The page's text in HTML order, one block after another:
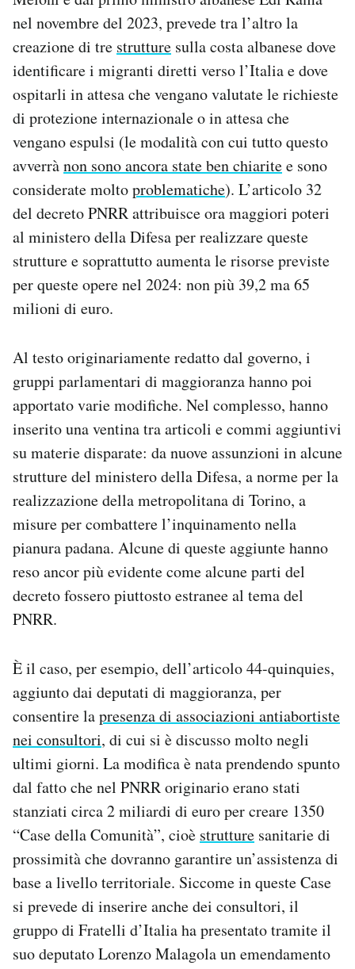
nel novembre del 2023, prevede tra l’altro la
creazione di tre strutture sulla costa albanese dove
identificare i migranti diretti verso l’Italia e dove
ospitarli in attesa che vengano valutate le richieste
di protezione internazionale o in attesa che
vengano espulsi (le modalità con cui tutto questo
avverrànon sono ancora state ben chiaritee sono
considerate moltoproblematiche). L’articolo 32
del decreto PNRR attribuisce ora maggiori poteri
al ministero della Difesa per realizzare queste
strutture e soprattutto aumenta le risorse previste
per queste opere nel 2024: non più 39,2 ma 65
milioni di euro.
Al testo originariamente redatto dal governo, i
gruppi parlamentari di maggioranza hanno poi
apportato varie modifiche. Nel complesso, hanno
inserito una ventina tra articoli e commi aggiuntivi
su materie disparate: da nuove assunzioni in alcune
strutture del ministero della Difesa, a norme per la
realizzazione della metropolitana di Torino, a
misure per combattere l’inquinamento nella
pianura padana. Alcune di queste aggiunte hanno
reso ancor più evidente come alcune parti del
decreto fossero piuttosto estranee al tema del
PNRR.
È il caso, per esempio, dell’articolo 44-quinquies,
aggiunto dai deputati di maggioranza, per
consentire lapresenza di associazioni antiabortiste
nei consultori, di cui si è discusso molto negli
ultimi giorni. La modifica è nata prendendo spunto
dal fatto che nel PNRR originario erano stati
stanziati circa 2 miliardi di euro per creare 1350
“Case della Comunità”, cioè strutture sanitarie di
prossimità che dovranno garantire un’assistenza di
base a livello territoriale. Siccome in queste Case
si prevede di inserire anche dei consultori, il
gruppo di Fratelli d’Italia ha presentato tramite il
suo deputato Lorenzo Malagola un emendamento